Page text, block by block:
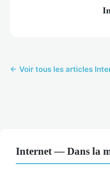
← Voir tous les articles
Internet — Dans la